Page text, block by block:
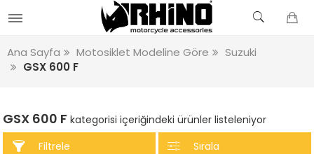
Ana Sayfa Motosiklet Modeline Göre
Suzuki
GSX 600 F
GSX 600 F kategorisi içeriğindeki ürünler listeleniyor
Filtrele
Sırala